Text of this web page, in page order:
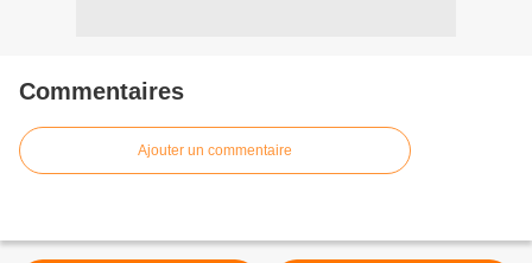
Commentaires
Ajouter un commentaire